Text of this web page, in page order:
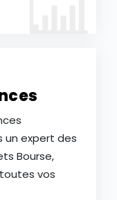
un expert des
Bourse,
vos